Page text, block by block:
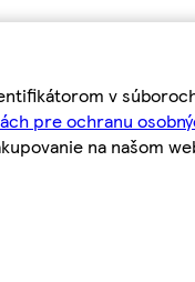
v
pre ochranu
na našom